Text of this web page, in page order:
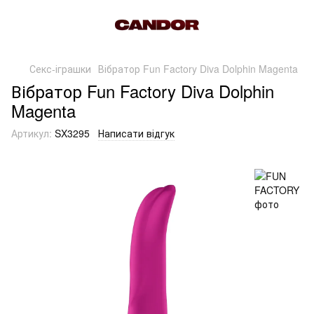
Секс-іграшки Вібратор Fun Factory Diva Dolphin Magenta
Вібратор Fun Factory Diva Dolphin
Magenta
Артикул: SX3295 Написати відгук